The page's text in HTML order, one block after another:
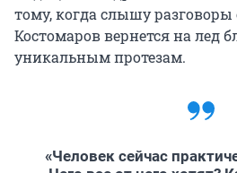
тому, когда слышу разговоры
Костомаров вернется на лед
уникальным протезам.
«Человек сейчас